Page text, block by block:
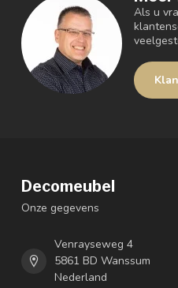
Als u
Decomeubel
Onze gegevens
Venrayseweg 4
5861 BD Wanssum
Nederland